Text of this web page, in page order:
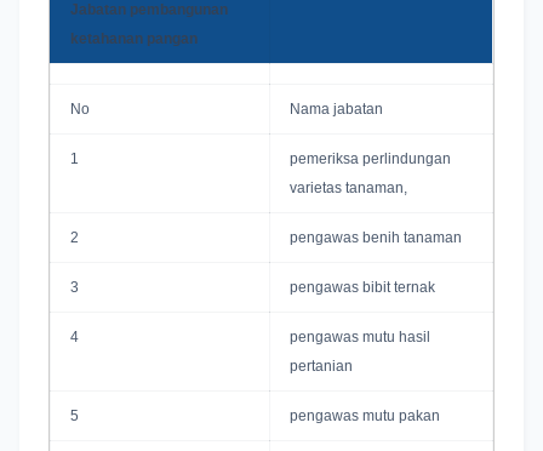
Jabatan pembangunan
ketahanan pangan
No Nama jabatan
1
pemeriksa perlindungan
varietas tanaman,
2 pengawas benih tanaman
3 pengawas bibit ternak
4
pengawas mutu hasil
pertanian
5 pengawas mutu pakan